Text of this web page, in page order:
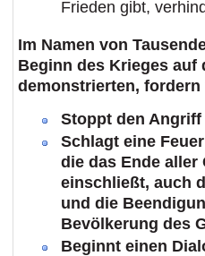
Frieden gibt,
Im Namen von
Beginn des Krieges auf
demonstrierten, fordern
Stoppt den
Schlagt eine
die das Ende aller
einschließt, auch
und die
Bevölkerung des
Beginnt einen